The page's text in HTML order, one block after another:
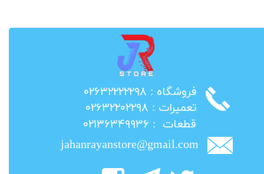
​فروشگاه : ۰۲۶۳۲۲۲۲۲۹۸
​تعمیرات : ۰۲۶۳۲۲۰۲۲۹۸
​قطعات : ۰۲۱۳۶۳۴۹۹۳۶
jahanrayanstore@gmail.com